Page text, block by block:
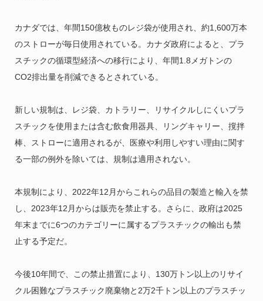
カナダでは、年間150億枚ものレジ袋が使用され、約1,600万本
のストローが毎日使用されている。カナダ政府によると、プラ
スチックの循環型経済への移行により、年間1.8メガトンの
CO2排出量を削減できるとされている。
新しい規制は、レジ袋、カトラリー、リサイクルしにくいプラ
スチックを使用または含む飲食用器具、リングキャリー、撹拌
棒、ストローに適用されるが、医療や利用しやすい理由に関す
る一部の例外を除いては、規制は適用されない。
本規制により、2022年12月からこれらの品目の製造と輸入を禁
し、2023年12月からは販売を禁止する。さらに、政府は2025
年末までに6つのカテゴリーに属するプラスチックの輸出も禁
止する予定だ。
今後10年間で、この禁止措置により、130万トン以上のリサイ
クル困難なプラスチック廃棄物と2万2千トン以上のプラスチッ